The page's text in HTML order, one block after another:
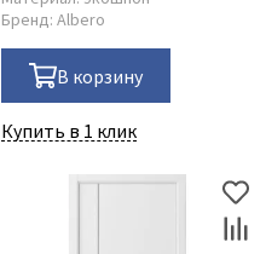
Бренд: Albero
В корзину
Купить в 1 клик